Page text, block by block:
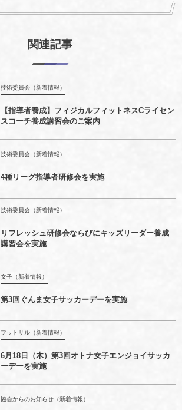
関連記事
技術委員会（新着情報）
【指導者養成】フィジカルフィットネスCライセン
スコーチ養成講習会のご案内
技術委員会（新着情報）
4種リーグ指導者研修会を実施
技術委員会（新着情報）
リフレッシュ研修会ならびにキッズリーダー養成
講習会を実施
女子（新着情報）
第3回ぐんま女子サッカーデーを実施
フットサル（新着情報）
6月18日（木）第3回オトナ女子エンジョイサッカ
ーデーを実施
協会からのお知らせ（新着情報）